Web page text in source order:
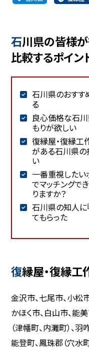
石川県の皆様が復縁屋・復縁工作選びで
比較するポイン
石川県のおすす
る
良心価格な石
もりが欲しい
復縁屋・復縁工
がある石川県
い
一番重視したい
でマッチングで
りますか？
石川県の知人に
てもらった
復縁屋・復縁
金沢市、七尾市、小松
かほく市、白山市、能
（津幡町、内灘町）、
能登町、鳳珠郡（穴水